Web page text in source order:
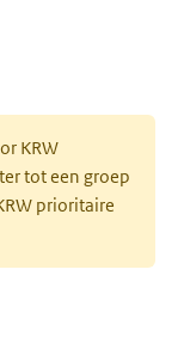
KRW
tot een groep
prioritaire